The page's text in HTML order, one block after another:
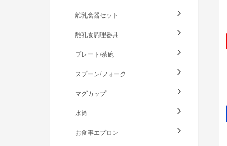
離乳食器セット
離乳食調理器具
プレート/茶碗
スプーン/フォーク
マグカップ
水筒
お食事エプロン